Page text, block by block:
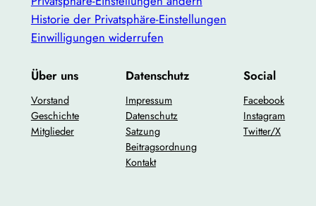
Historie der Privatsphäre-Einstellungen
Einwilligungen widerrufen
Über uns
Vorstand
Geschichte
Mitglieder
Datenschutz
Impressum
Datenschutz
Satzung
Beitragsordnung
Kontakt
Social
Facebook
Instagram
Twitter/X